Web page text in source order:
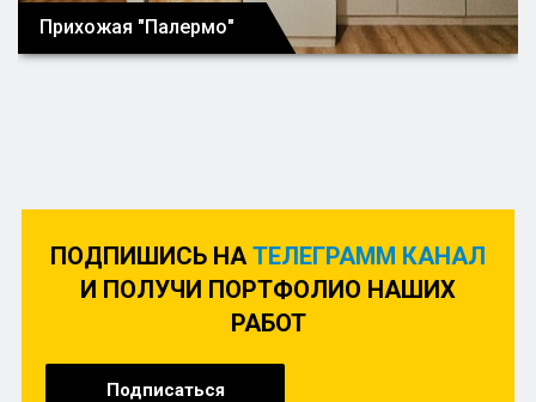
Прихожая "Палермо"
ПОДПИШИСЬ НА ТЕЛЕГРАММ КАНАЛ
И ПОЛУЧИ ПОРТФОЛИО НАШИХ
РАБОТ
Подписаться